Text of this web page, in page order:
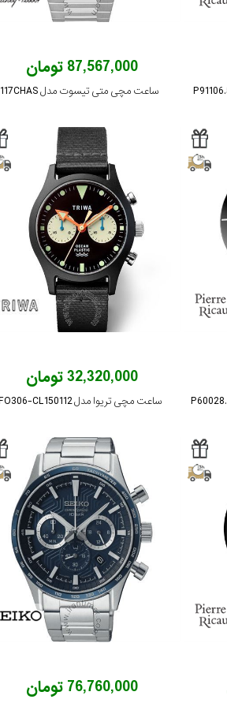
87,567,000 تومان
ساعت مچی متی تیسوت مدل H117CHAS
32,320,000 تومان
ساعت مچی تریوا مدل TFO306-CL150112
76,760,000 تومان